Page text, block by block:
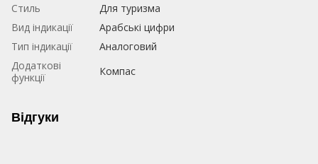
Стиль
Для туризма
Вид індикації
Арабські цифри
Тип індикації
Аналоговий
Додаткові
функції
Компас
Відгуки